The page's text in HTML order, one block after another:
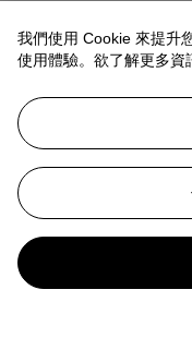
我們使用 Cookie 來提升
使用體驗。欲了解更多資